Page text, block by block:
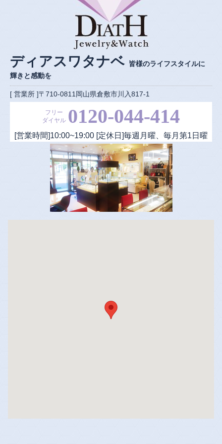
ディアスワタナベ 皆様のライフスタイルに
輝きと感動を
[ 営業所 ]〒710-0811岡山県倉敷市川入817-1
フリー
ダイヤル 0120-044-414
[営業時間]10:00~19:00 [定休日]毎週月曜、毎月第1日曜